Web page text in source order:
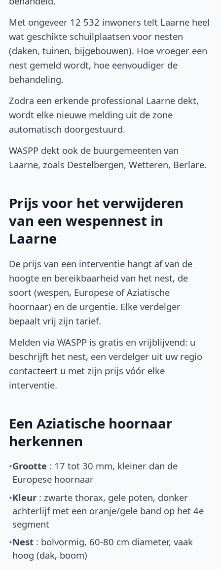
Met ongeveer 12 532 inwoners telt Laarne heel
wat geschikte schuilplaatsen voor nesten
(daken, tuinen, bijgebouwen). Hoe vroeger een
nest gemeld wordt, hoe eenvoudiger de
behandeling.
Zodra een erkende professional Laarne dekt,
wordt elke nieuwe melding uit de zone
automatisch doorgestuurd.
WASPP dekt ook de buurgemeenten van
Laarne, zoals Destelbergen, Wetteren, Berlare.
Prijs voor het verwijderen
van een wespennest in
Laarne
De prijs van een interventie hangt af van de
hoogte en bereikbaarheid van het nest, de
soort (wespen, Europese of Aziatische
hoornaar) en de urgentie. Elke verdelger
bepaalt vrij zijn tarief.
Melden via WASPP is gratis en vrijblijvend: u
beschrijft het nest, een verdelger uit uw regio
contacteert u met zijn prijs vóór elke
interventie.
Een Aziatische hoornaar
herkennen
•Grootte : 17 tot 30 mm, kleiner dan de
Europese hoornaar
•Kleur : zwarte thorax, gele poten, donker
achterlijf met een oranje/gele band op het 4e
segment
•Nest : bolvormig, 60-80 cm diameter, vaak
hoog (dak, boom)